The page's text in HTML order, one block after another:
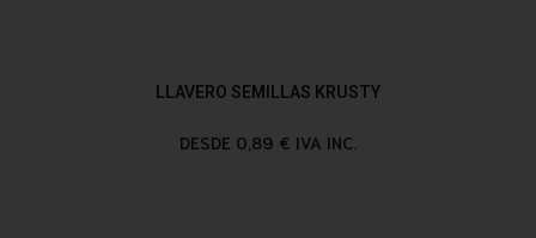
LLAVERO SEMILLAS KRUSTY
DESDE 0,89 € IVA INC.